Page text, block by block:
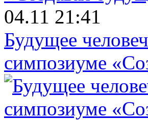
04.11 21:41
Будущее
симпозиуме